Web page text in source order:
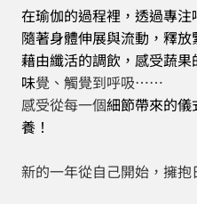
在瑜伽的過程裡，透過專注
隨著身體伸展與流動，釋放
藉由纖活的調飲，感受蔬果
味覺、觸覺到呼吸……
感受從每一個細節帶來的
養！
新的一年從自己開始，擁